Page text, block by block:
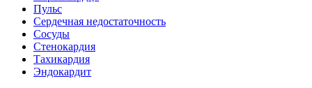
Пульс
Сердечная недостаточность
Сосуды
Стенокардия
Тахикардия
Эндокардит